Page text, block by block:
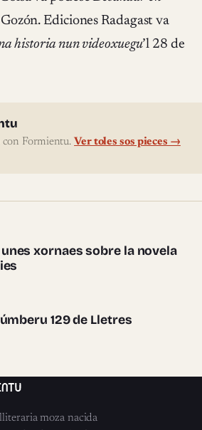
Ediciones Radagast va
historia nun videoxuegu’l 28 de
con Formientu.Ver toles sos pieces →
pieces
unes xornaes sobre la novela
129 de Lletres
moza nacida